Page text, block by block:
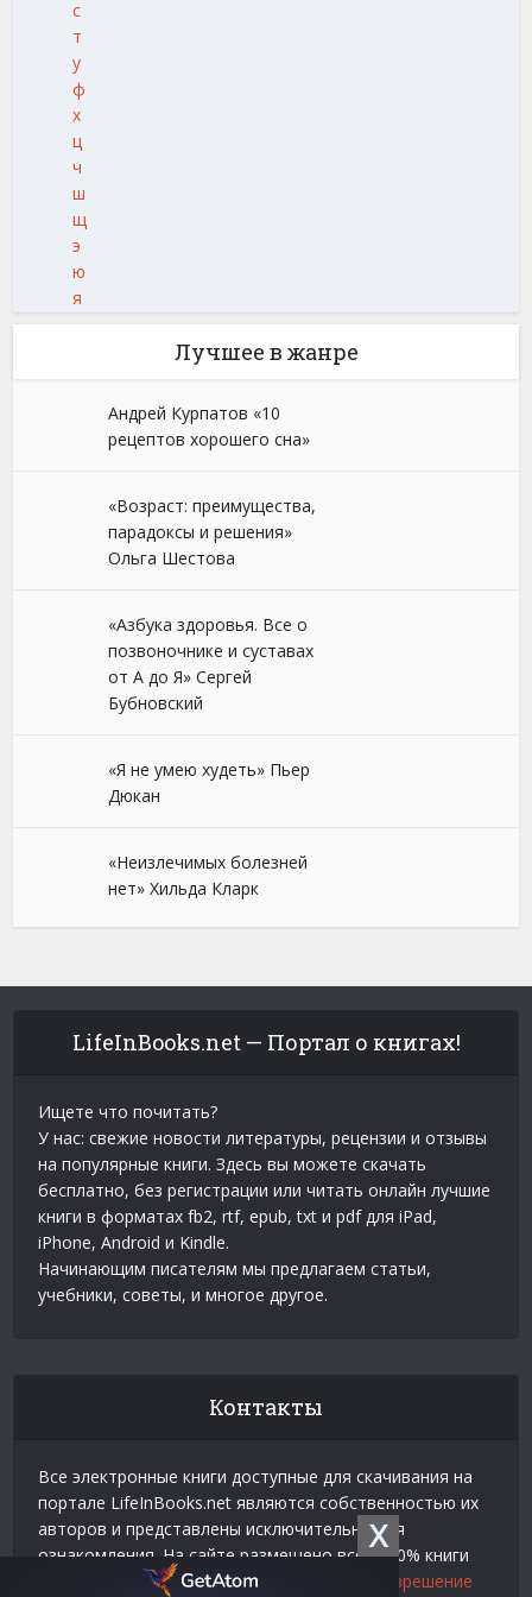
X
с
т
у
ф
х
ц
ч
ш
щ
э
ю
я
Лучшее в жанре
Андрей Курпатов «10
рецептов хорошего сна»
«Возраст: преимущества,
парадоксы и решения»
Ольга Шестова
«Азбука здоровья. Все о
позвоночнике и суставах
от А до Я» Сергей
Бубновский
«Я не умею худеть» Пьер
Дюкан
«Неизлечимых болезней
нет» Хильда Кларк
LifeInBooks.net — Портал о книгах!
Ищете что почитать?
У нас: свежие новости литературы, рецензии и отзывы
на популярные книги. Здесь вы можете скачать
бесплатно, без регистрации или читать онлайн лучшие
книги в форматах fb2, rtf, epub, txt и pdf для iPad,
iPhone, Android и Kindle.
Начинающим писателям мы предлагаем статьи,
учебники, советы, и многое другое.
Контакты
Все электронные книги доступные для скачивания на
портале LifeInBooks.net являются собственностью их
авторов и представлены исключительно для
ознакомления. На сайте размещено всего 20% книги
взятой у нашего партнера Официальное разрешение